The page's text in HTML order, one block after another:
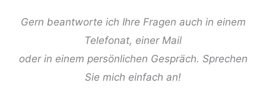
Gern beantworte ich Ihre Fragen auch in einem
Telefonat, einer Mail
oder in einem persönlichen Gespräch. Sprechen
Sie mich einfach an!